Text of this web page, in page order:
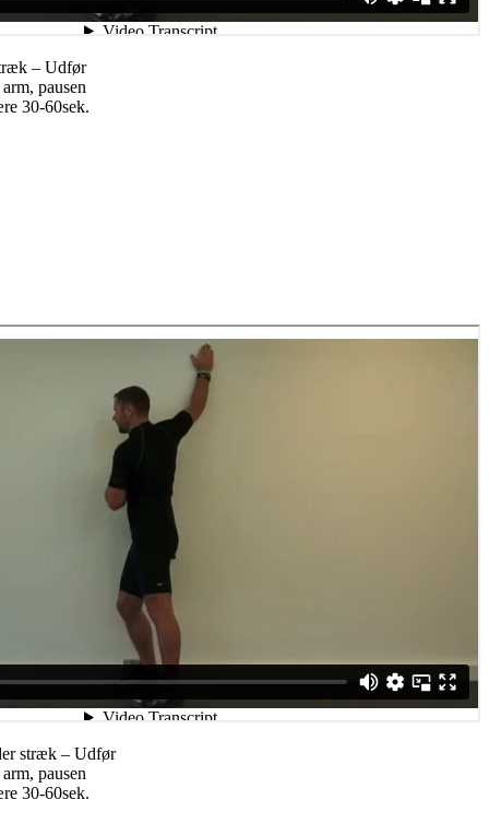
– Udfør
pausen
30-60sek.
stræk – Udfør
pausen
30-60sek.